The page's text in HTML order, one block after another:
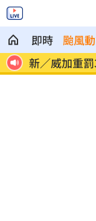
即時 颱風
此
新／威加重
市